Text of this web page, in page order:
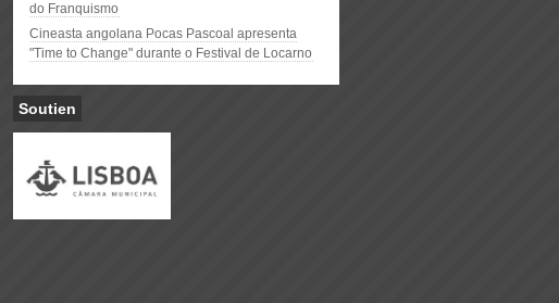
do Franquismo
Cineasta angolana Pocas Pascoal apresenta
"Time to Change" durante o Festival de Locarno
Soutien